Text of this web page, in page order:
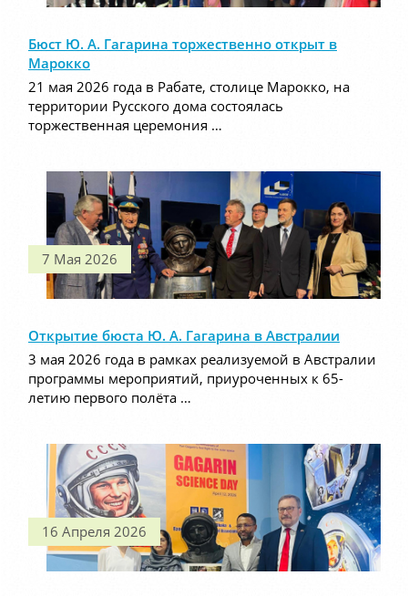
Бюст Ю. А. Гагарина торжественно открыт в
Марокко
21 мая 2026 года в Рабате, столице Марокко, на
территории Русского дома состоялась
торжественная церемония …
7 Мая 2026
Открытие бюста Ю. А. Гагарина в Австралии
3 мая 2026 года в рамках реализуемой в Австралии
программы мероприятий, приуроченных к 65-
летию первого полёта …
16 Апреля 2026